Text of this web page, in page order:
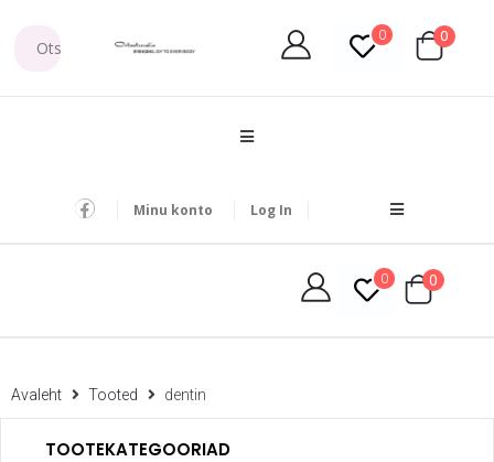
0 0
Minu konto Log In
0 0
Avaleht Tooted dentin
TOOTEKATEGOORIAD